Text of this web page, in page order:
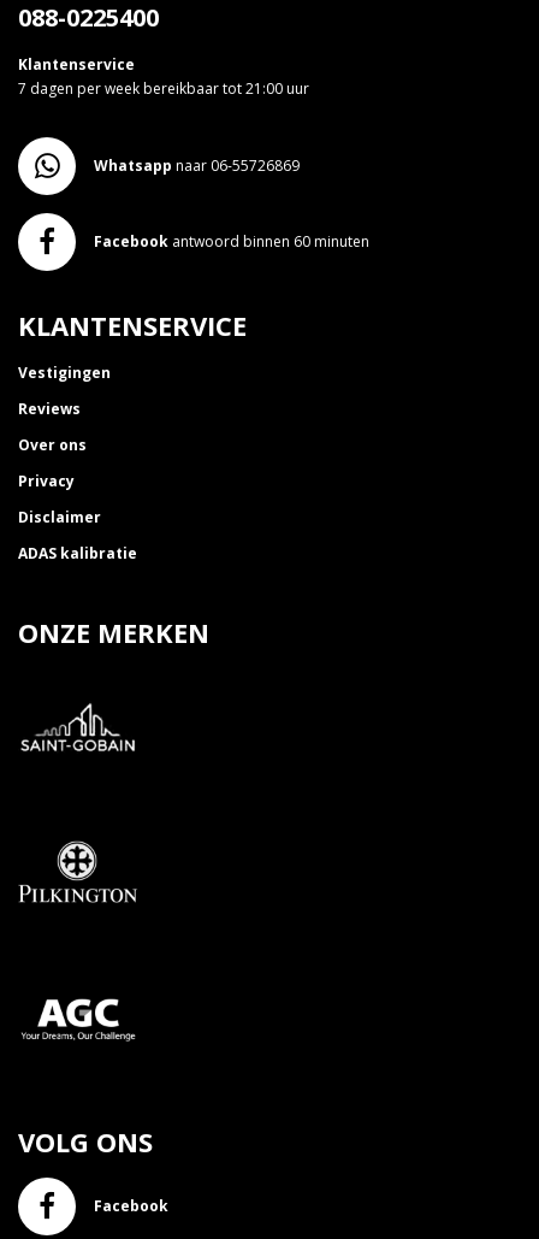
088-0225400
Klantenservice
7 dagen per week bereikbaar tot 21:00 uur
Whatsapp naar 06-55726869
Facebook antwoord binnen 60 minuten
KLANTENSERVICE
Vestigingen
Reviews
Over ons
Privacy
Disclaimer
ADAS kalibratie
ONZE MERKEN
VOLG ONS
Facebook